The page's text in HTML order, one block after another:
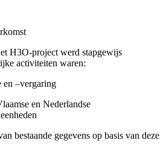
H3O-project werd stapgewijs
activiteiten waren:
en –vergaring
en Nederlandse
bestaande gegevens op basis van deze